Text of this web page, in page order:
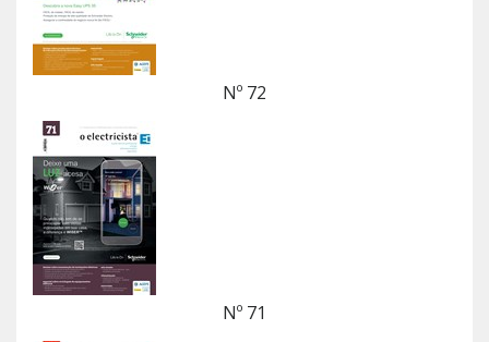
Nº 72
Nº 71